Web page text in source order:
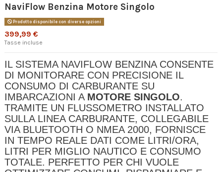
NaviFlow Benzina Motore Singolo
Prodotto disponibile con diverse opzioni
399,99 €
Tasse incluse
IL SISTEMA NAVIFLOW BENZINA CONSENTE
DI MONITORARE CON PRECISIONE IL
CONSUMO DI CARBURANTE SU
IMBARCAZIONI A MOTORE SINGOLO.
TRAMITE UN FLUSSOMETRO INSTALLATO
SULLA LINEA CARBURANTE, COLLEGABILE
VIA BLUETOOTH O NMEA 2000, FORNISCE
IN TEMPO REALE DATI COME LITRI/ORA,
LITRI PER MIGLIO NAUTICO E CONSUMO
TOTALE. PERFETTO PER CHI VUOLE